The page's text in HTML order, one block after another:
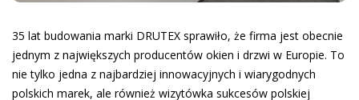
35 lat budowania marki DRUTEX sprawiło, że firma jest obecnie
jednym z największych producentów okien i drzwi w Europie. To
nie tylko jedna z najbardziej innowacyjnych i wiarygodnych
polskich marek, ale również wizytówka sukcesów polskiej